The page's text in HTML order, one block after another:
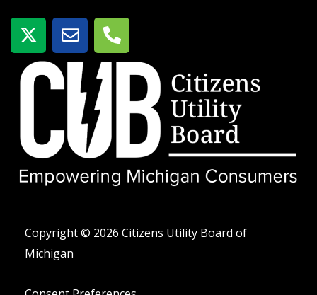
X
-
t
w
t
e
r
S
o
b
T
e
l
o
-
a
Copyright © 2026 Citizens Utility Board of
Michigan